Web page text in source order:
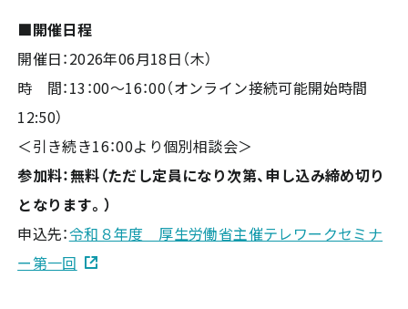
■開催日程
開催日：2026年06月18日（木）
時 間：13：00～16：00（オンライン接続可能開始時間
12:50）
＜引き続き16：00より個別相談会＞
参加料：無料（ただし定員になり次第、申し込み締め切り
となります。）
申込先：令和８年度 厚生労働省主催テレワークセミナ
ー第一回